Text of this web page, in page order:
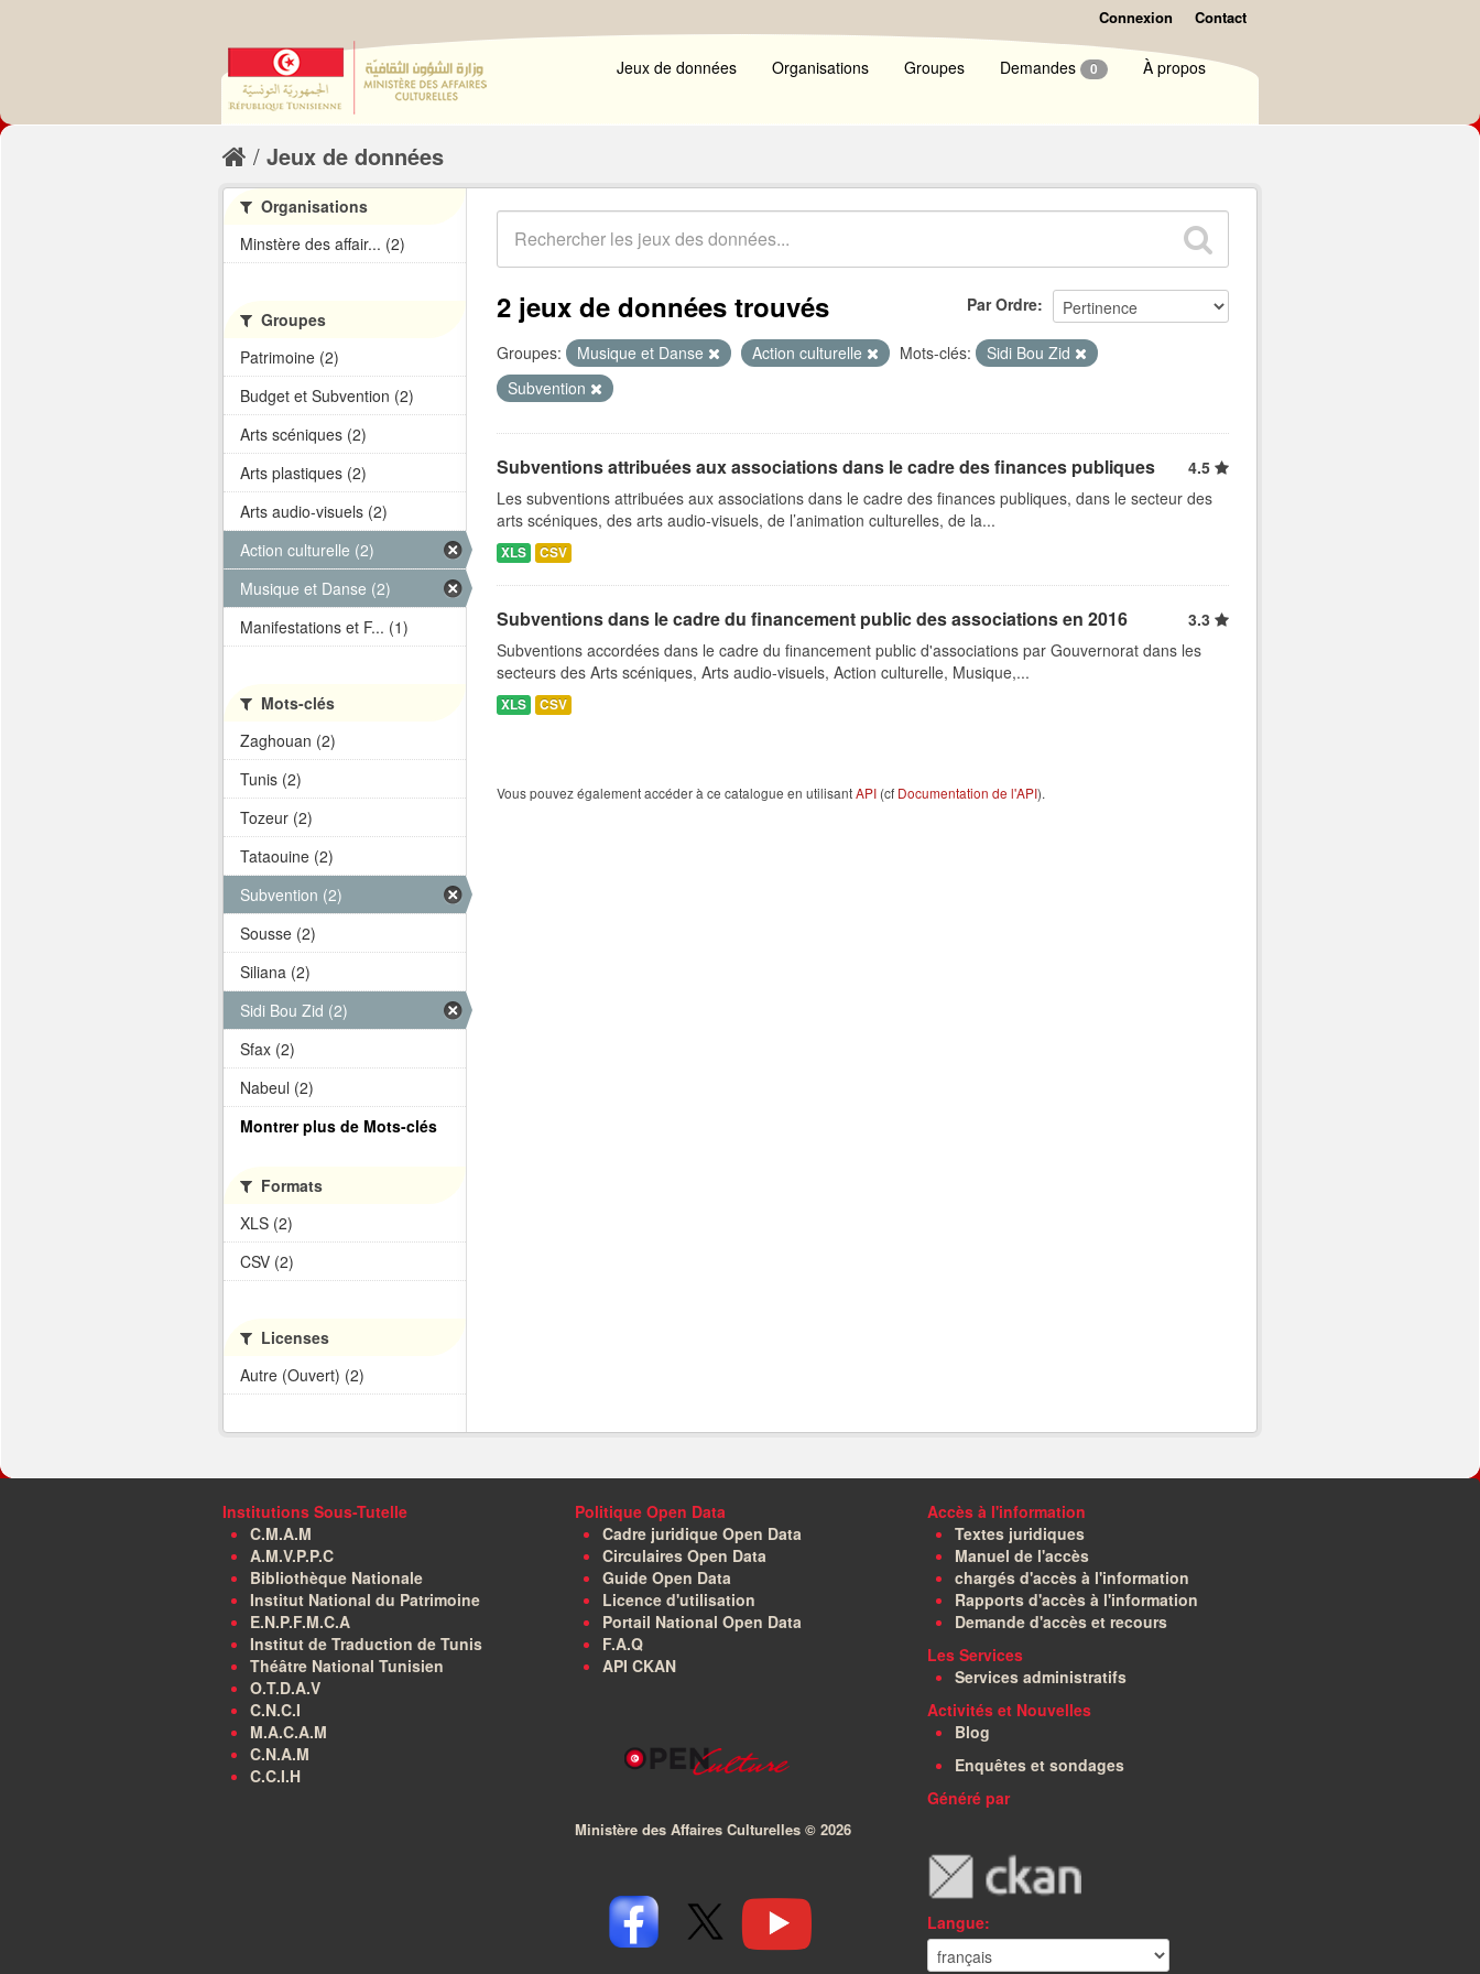
Connexion Contact
Jeux de données Organisations Groupes Demandes 0 À propos
Jeux de données
Par Ordre
2 jeux de données trouvés
Groupes: Musique et Danse Action culturelle Mots-clés:
Sidi Bou Zid
Subvention
Subventions attribuées aux associations dans le cadre des finances publiques
4.5
Les subventions attribuées aux associations dans le cadre des finances publiques, dans le secteur des
arts scéniques, des arts audio-visuels, de l’animation culturelles, de la...
XLS CSV
Subventions dans le cadre du financement public des associations en 2016
3.3
Subventions accordées dans le cadre du financement public d'associations par Gouvernorat dans les
secteurs des Arts scéniques, Arts audio-visuels, Action culturelle, Musique,...
XLS CSV
Vous pouvez également accéder à ce catalogue en utilisantAPI (cf Documentation de l'API).
Organisations
Minstère des affair... (2)
Groupes
Patrimoine (2)
Budget et Subvention (2)
Arts scéniques (2)
Arts plastiques (2)
Arts audio-visuels (2)
Action culturelle (2)
Musique et Danse (2)
Manifestations et F... (1)
Mots-clés
Zaghouan (2)
Tunis (2)
Tozeur (2)
Tataouine (2)
Subvention (2)
Sousse (2)
Siliana (2)
Sidi Bou Zid (2)
Sfax (2)
Nabeul (2)
Montrer plus de Mots-clés
Formats
XLS (2)
CSV (2)
Licenses
Autre (Ouvert) (2)
Institutions Sous-Tutelle
C.M.A.M
A.M.V.P.P.C
Bibliothèque Nationale
Institut National du Patrimoine
E.N.P.F.M.C.A
Institut de Traduction de Tunis
Théâtre National Tunisien
O.T.D.A.V
C.N.C.I
M.A.C.A.M
C.N.A.M
C.C.I.H
Politique Open Data
Cadre juridique Open Data
Circulaires Open Data
Guide Open Data
Licence d'utilisation
Portail National Open Data
F.A.Q
API CKAN
Ministère des Affaires Culturelles © 2026
Accès à l'information
Textes juridiques
Manuel de l'accès
chargés d'accès à l'information
Rapports d'accès à l'information
Demande d'accès et recours
Les Services
Services administratifs
Activités et Nouvelles
Blog
Enquêtes et sondages
Généré par
Langue